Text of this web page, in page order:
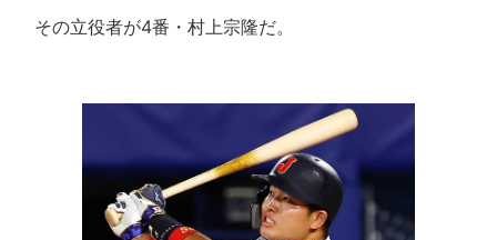
その立役者が4番・村上宗隆だ。